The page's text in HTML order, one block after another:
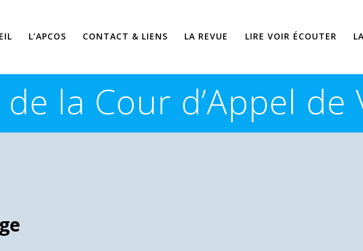
L’APCOS CONTACT & LIENS LA REVUE LIRE VOIR ÉCOUTER
de la Cour d’Appel de